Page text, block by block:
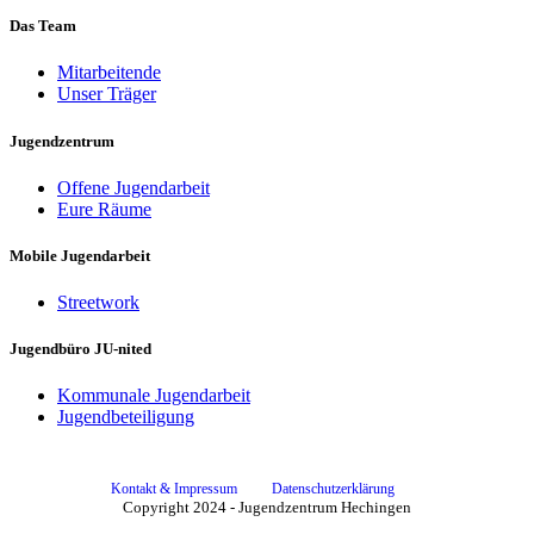
Das Team
Mitarbeitende
Unser Träger
Jugendzentrum
Offene Jugendarbeit
Eure Räume
Mobile Jugendarbeit
Streetwork
Jugendbüro JU-nited
Kommunale Jugendarbeit
Jugendbeteiligung
Kontakt & Impressum Datenschutzerklärung
Copyright 2024 - Jugendzentrum Hechingen